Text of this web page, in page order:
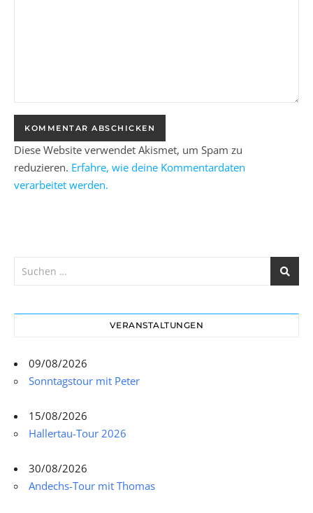
Diese Website verwendet Akismet, um Spam zu
reduzieren. Erfahre, wie deine Kommentardaten
verarbeitet werden.
VERANSTALTUNGEN
09/08/2026
Sonntagstour mit Peter
15/08/2026
Hallertau-Tour 2026
30/08/2026
Andechs-Tour mit Thomas